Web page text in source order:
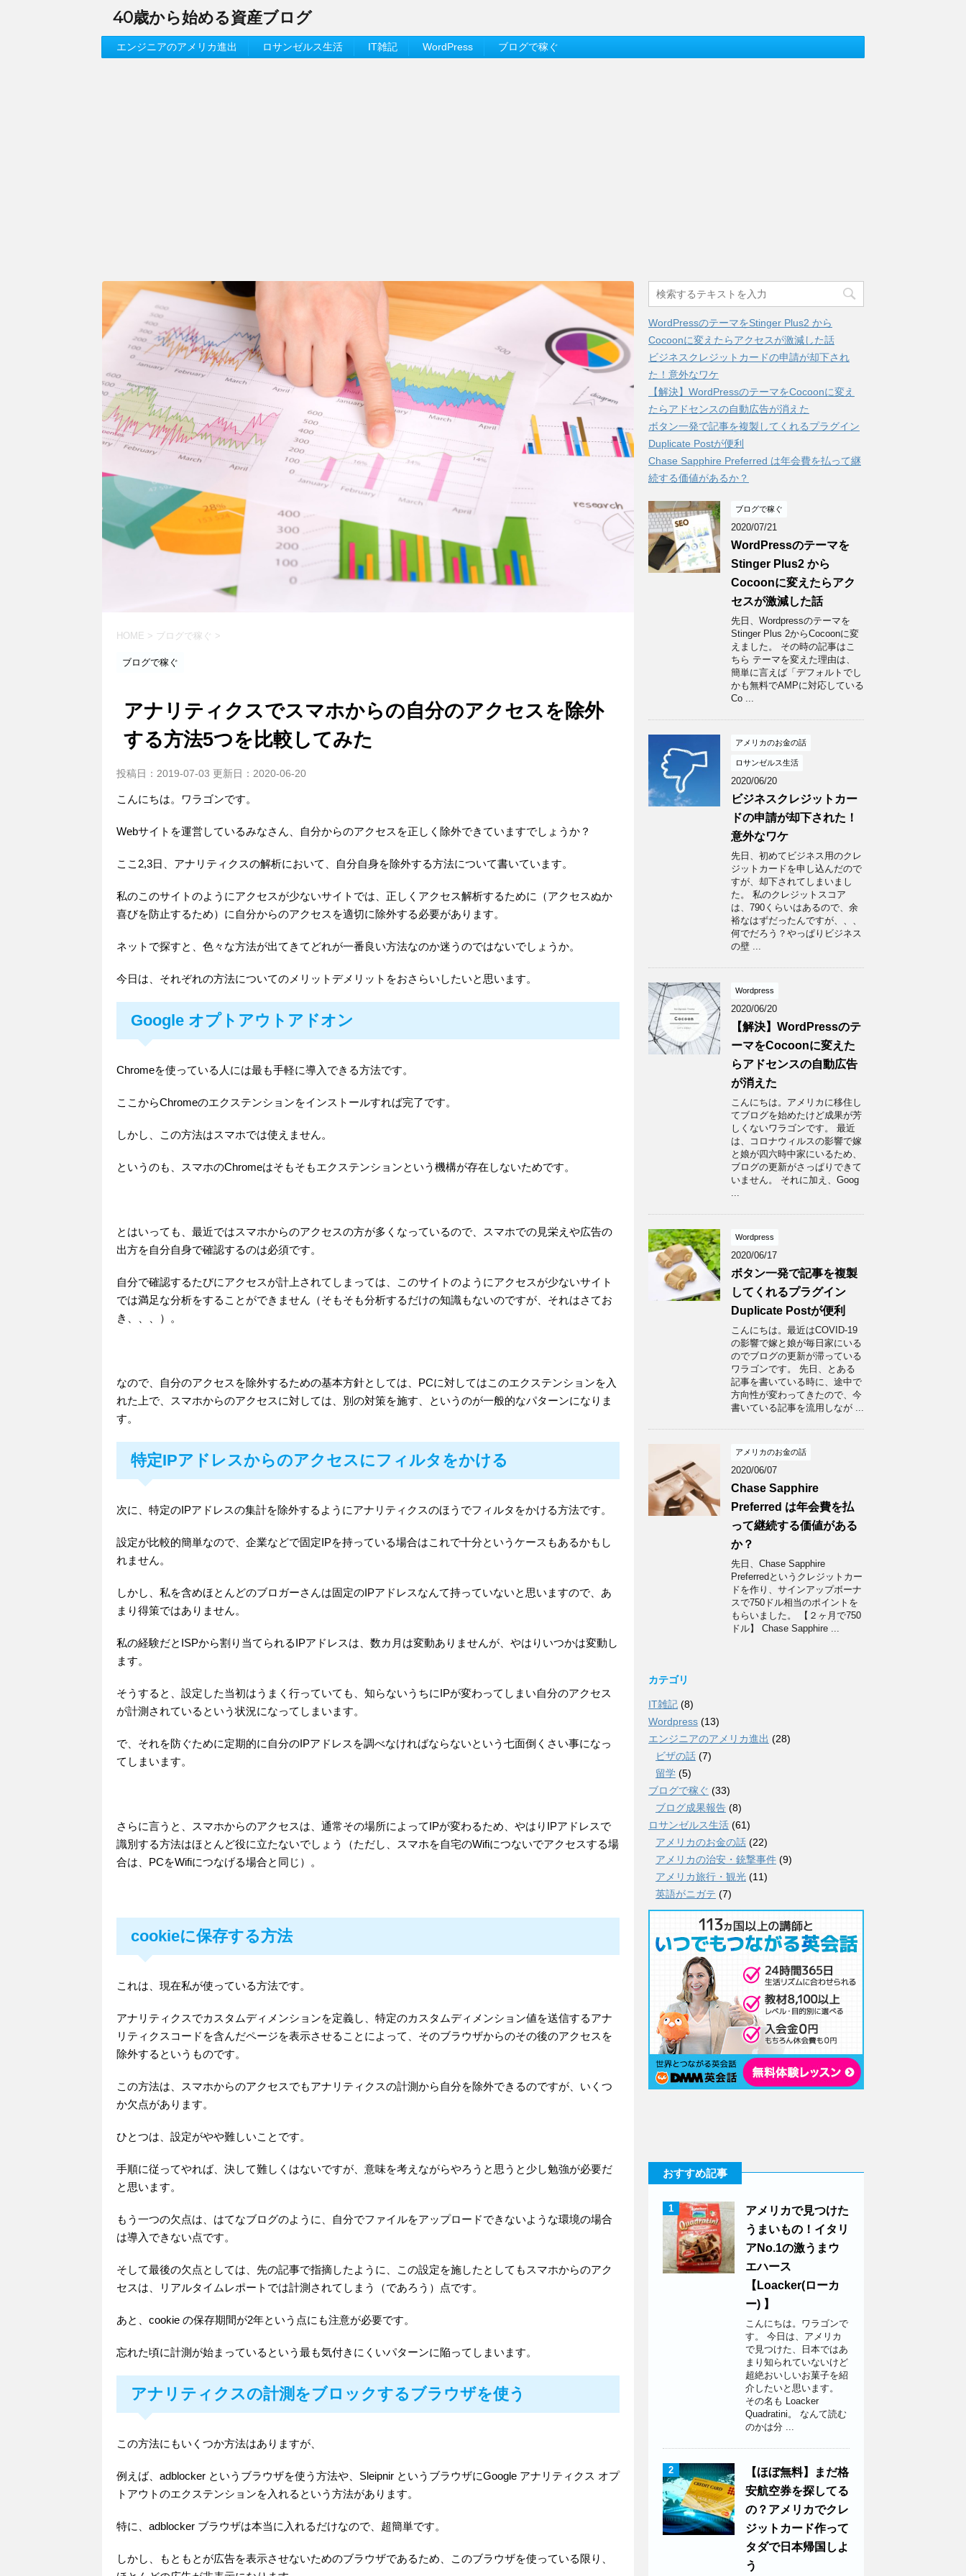
40歳から始める資産ブログ
エンジニアのアメリカ進出 ロサンゼルス生活 IT雑記 WordPress ブログで稼ぐ
HOME > ブログで稼ぐ >
ブログで稼ぐ
アナリティクスでスマホからの自分のアクセスを除外
する方法5つを比較してみた
投稿日：2019-07-03 更新日： 2020-06-20
こんにちは。ワラゴンです。
Webサイトを運営しているみなさん、自分からのアクセスを正しく除外できていますでしょうか？
ここ2,3日、アナリティクスの解析において、自分自身を除外する方法について書いています。
私のこのサイトのようにアクセスが少ないサイトでは、正しくアクセス解析するために（アクセスぬか
喜びを防止するため）に自分からのアクセスを適切に除外する必要があります。
ネットで探すと、色々な方法が出てきてどれが一番良い方法なのか迷うのではないでしょうか。
今日は、それぞれの方法についてのメリットデメリットをおさらいしたいと思います。
Google オプトアウトアドオン
Chromeを使っている人には最も手軽に導入できる方法です。
ここからChromeのエクステンションをインストールすれば完了です。
しかし、この方法はスマホでは使えません。
というのも、スマホのChromeはそもそもエクステンションという機構が存在しないためです。
とはいっても、最近ではスマホからのアクセスの方が多くなっているので、スマホでの見栄えや広告の
出方を自分自身で確認するのは必須です。
自分で確認するたびにアクセスが計上されてしまっては、このサイトのようにアクセスが少ないサイト
では満足な分析をすることができません（そもそも分析するだけの知識もないのですが、それはさてお
き、、、）。
なので、自分のアクセスを除外するための基本方針としては、PCに対してはこのエクステンションを入
れた上で、スマホからのアクセスに対しては、別の対策を施す、というのが一般的なパターンになりま
す。
特定IPアドレスからのアクセスにフィルタをかける
次に、特定のIPアドレスの集計を除外するようにアナリティクスのほうでフィルタをかける方法です。
設定が比較的簡単なので、企業などで固定IPを持っている場合はこれで十分というケースもあるかもし
れません。
しかし、私を含めほとんどのブロガーさんは固定のIPアドレスなんて持っていないと思いますので、あ
まり得策ではありません。
私の経験だとISPから割り当てられるIPアドレスは、数カ月は変動ありませんが、やはりいつかは変動し
ます。
そうすると、設定した当初はうまく行っていても、知らないうちにIPが変わってしまい自分のアクセス
が計測されているという状況になってしまいます。
で、それを防ぐために定期的に自分のIPアドレスを調べなければならないという七面倒くさい事になっ
てしまいます。
さらに言うと、スマホからのアクセスは、通常その場所によってIPが変わるため、やはりIPアドレスで
識別する方法はほとんど役に立たないでしょう（ただし、スマホを自宅のWifiにつないでアクセスする場
合は、PCをWifiにつなげる場合と同じ）。
cookieに保存する方法
これは、現在私が使っている方法です。
アナリティクスでカスタムディメンションを定義し、特定のカスタムディメンション値を送信するアナ
リティクスコードを含んだページを表示させることによって、そのブラウザからのその後のアクセスを
除外するというものです。
この方法は、スマホからのアクセスでもアナリティクスの計測から自分を除外できるのですが、いくつ
か欠点があります。
ひとつは、設定がやや難しいことです。
手順に従ってやれば、決して難しくはないですが、意味を考えながらやろうと思うと少し勉強が必要だ
と思います。
もう一つの欠点は、はてなブログのように、自分でファイルをアップロードできないような環境の場合
は導入できない点です。
そして最後の欠点としては、先の記事で指摘したように、この設定を施したとしてもスマホからのアク
セスは、リアルタイムレポートでは計測されてしまう（であろう）点です。
あと、cookie の保存期間が2年という点にも注意が必要です。
忘れた頃に計測が始まっているという最も気付きにくいパターンに陥ってしまいます。
アナリティクスの計測をブロックするブラウザを使う
この方法にもいくつか方法はありますが、
例えば、adblocker というブラウザを使う方法や、Sleipnir というブラウザにGoogle アナリティクス オプ
トアウトのエクステンションを入れるという方法があります。
特に、adblocker ブラウザは本当に入れるだけなので、超簡単です。
しかし、もともとが広告を表示させないためのブラウザであるため、このブラウザを使っている限り、
WordPressのテーマをStinger Plus2 から
Cocoonに変えたらアクセスが激減した話
ビジネスクレジットカードの申請が却下され
た！意外なワケ
【解決】WordPressのテーマをCocoonに変え
たらアドセンスの自動広告が消えた
ボタン一発で記事を複製してくれるプラグイン
Duplicate Postが便利
Chase Sapphire Preferred は年会費を払って継
続する価値があるか？
ブログで稼ぐ
2020/07/21
WordPressのテーマを
Stinger Plus2 から
Cocoonに変えたらアク
セスが激減した話
先日、Wordpressのテーマを
Stinger Plus 2からCocoonに変
えました。 その時の記事はこ
ちら テーマを変えた理由は、
簡単に言えば「デフォルトでし
かも無料でAMPに対応している
Co ...
アメリカのお金の話
ロサンゼルス生活
2020/06/20
ビジネスクレジットカー
ドの申請が却下された！
意外なワケ
先日、初めてビジネス用のクレ
ジットカードを申し込んだので
すが、却下されてしまいまし
た。 私のクレジットスコア
は、790くらいはあるので、余
裕なはずだったんですが、、、
何でだろう？やっぱりビジネス
の壁 ...
Wordpress
2020/06/20
【解決】WordPressのテ
ーマをCocoonに変えた
らアドセンスの自動広告
が消えた
こんにちは。アメリカに移住し
てブログを始めたけど成果が芳
しくないワラゴンです。 最近
は、コロナウィルスの影響で嫁
と娘が四六時中家にいるため、
ブログの更新がさっぱりできて
いません。 それに加え、Goog
...
Wordpress
2020/06/17
ボタン一発で記事を複製
してくれるプラグイン
Duplicate Postが便利
こんにちは。最近はCOVID-19
の影響で嫁と娘が毎日家にいる
のでブログの更新が滞っている
ワラゴンです。 先日、とある
記事を書いている時に、途中で
方向性が変わってきたので、今
書いている記事を流用しなが ...
アメリカのお金の話
2020/06/07
Chase Sapphire
Preferred は年会費を払
って継続する価値がある
か？
先日、Chase Sapphire
Preferredというクレジットカー
ドを作り、サインアップボーナ
スで750ドル相当のポイントを
もらいました。 【２ヶ月で750
ドル】 Chase Sapphire ...
カテゴリ
IT雑記 (8)
Wordpress (13)
エンジニアのアメリカ進出 (28)
ビザの話 (7)
留学 (5)
ブログで稼ぐ (33)
ブログ成果報告 (8)
ロサンゼルス生活 (61)
アメリカのお金の話 (22)
アメリカの治安・銃撃事件 (9)
アメリカ旅行・観光 (11)
英語がニガテ (7)
おすすめ記事
1
アメリカで見つけた
うまいもの！イタリ
アNo.1の激うまウ
エハース
【Loacker(ローカ
ー) 】
こんにちは。ワラゴンで
す。 今日は、アメリカ
で見つけた、日本ではあ
まり知られていないけど
超絶おいしいお菓子を紹
介したいと思います。
その名も Loacker
Quadratini。 なんて読む
のかは分 ...
2
【ほぼ無料】まだ格
安航空券を探してる
の？アメリカでクレ
ジットカード作って
タダで日本帰国しよ
う